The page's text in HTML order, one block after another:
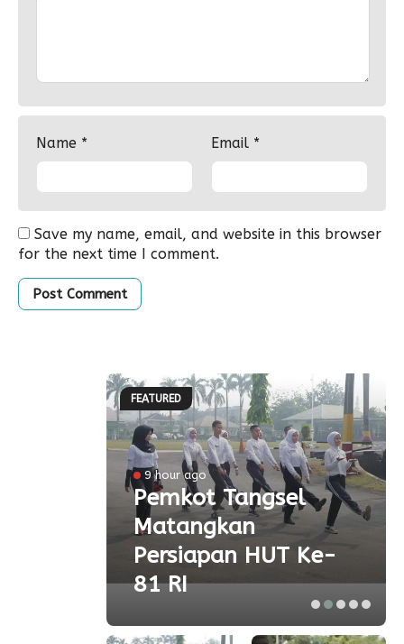
Name * Email *
Save my name, email, and website in this browser
for the next time I comment.
FEATURED
9 hour ago
Pemkot Tangsel
Matangkan
Persiapan HUT Ke-
81 RI